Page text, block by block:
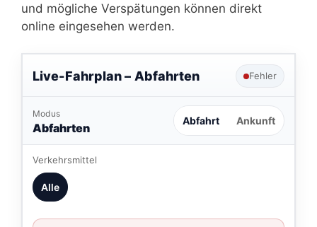
und mögliche Verspätungen können direkt
online eingesehen werden.
Live-Fahrplan – Abfahrten Fehler
Modus
Abfahrten Abfahrt Ankunft
Verkehrsmittel
Alle